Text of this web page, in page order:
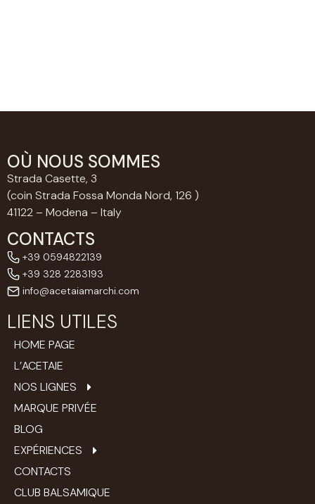
OÙ NOUS SOMMES
Strada Casette, 3
(coin Strada Fossa Monda Nord, 126 )
41122 – Modena – Italy
CONTACTS
+39 0594822139
+39 328 2283193
info@acetaiamarchi.com
LIENS UTILES
HOME PAGE
L’ACETAIE
NOS LIGNES
MARQUE PRIVÉE
BLOG
EXPÉRIENCES
CONTACTS
CLUB BALSAMIQUE